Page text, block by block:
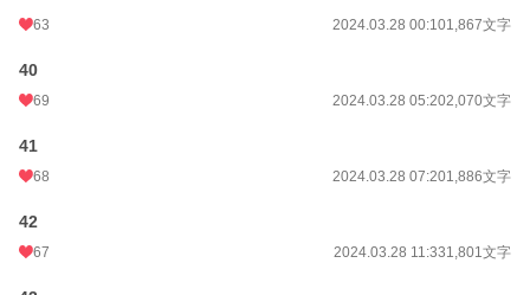
63 2024.03.28 00:101,867文字
40
69 2024.03.28 05:202,070文字
41
68 2024.03.28 07:201,886文字
42
67 2024.03.28 11:331,801文字